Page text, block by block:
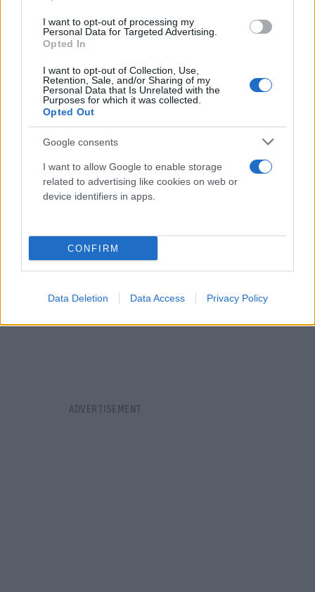
I want to opt-out of processing my
Personal Data for Targeted Advertising.
Opted In
I want to opt-out of Collection, Use,
Retention, Sale, and/or Sharing of my
Personal Data that Is Unrelated with the
Purposes for which it was collected.
Opted Out
Google consents
I want to allow Google to enable storage
related to advertising like cookies on web or
device identifiers in apps.
CONFIRM
Data Deletion Data Access Privacy Policy
μοιράζονταν την κοινή τους αγάπη για το ψάρεμα.
Μάλιστα, ο τραγουδιστής σε πολλές συνεντεύξεις
του ανέφερε ότι το ψάρεμα ήταν οικογενειακή
υπόθεση.
Τα δύο αδέρφια στο παρελθόν είχαν κάνει μαζί ένα
γύρισμα για το boatfishing.gr, όπου ψάρευαν με
βάρκα, και ο Στέλιος Ρόκκος μεταξύ άλλων έλεγε: